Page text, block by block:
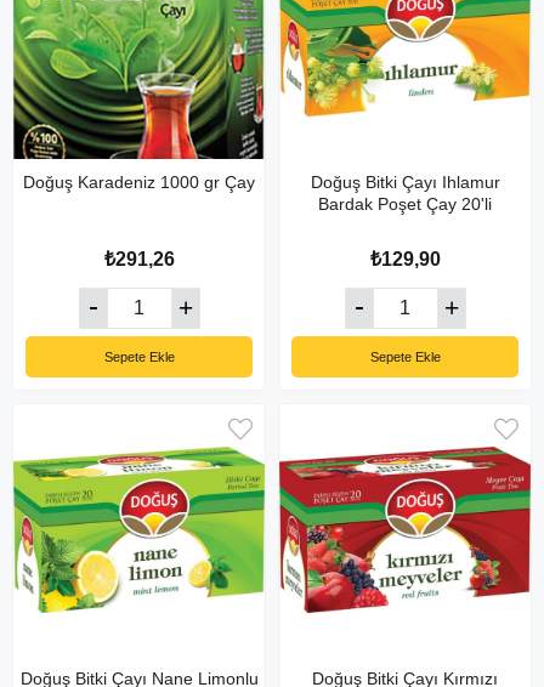
Doğuş Karadeniz 1000 gr Çay
₺291,26
Sepete Ekle
Doğuş Bitki Çayı Ihlamur
Bardak Poşet Çay 20'li
₺129,90
Sepete Ekle
Doğuş Bitki Çayı Nane Limonlu
Doğuş Bitki Çayı Kırmızı